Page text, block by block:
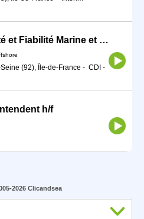
Expert Risque, Sécurité et Fiabilité Marine et Offshore
(92), Île-de-France - CDI -
h/f
2026 Clicandsea